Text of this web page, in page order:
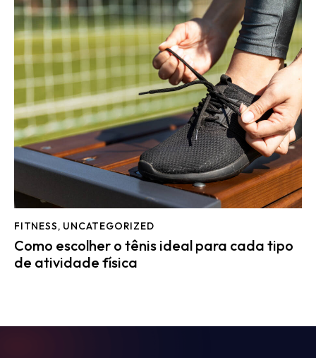
FITNESS, UNCATEGORIZED
Como escolher o tênis ideal para cada tipo
de atividade física